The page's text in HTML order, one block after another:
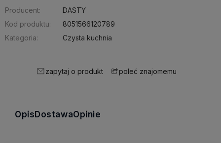
Producent:
DASTY
Kod produktu:
8051566120789
Kategoria:
Czysta kuchnia
zapytaj o produkt poleć znajomemu
OpisDostawaOpinie